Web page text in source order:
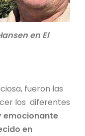
en El
fueron las
los diferentes
emocionante
en